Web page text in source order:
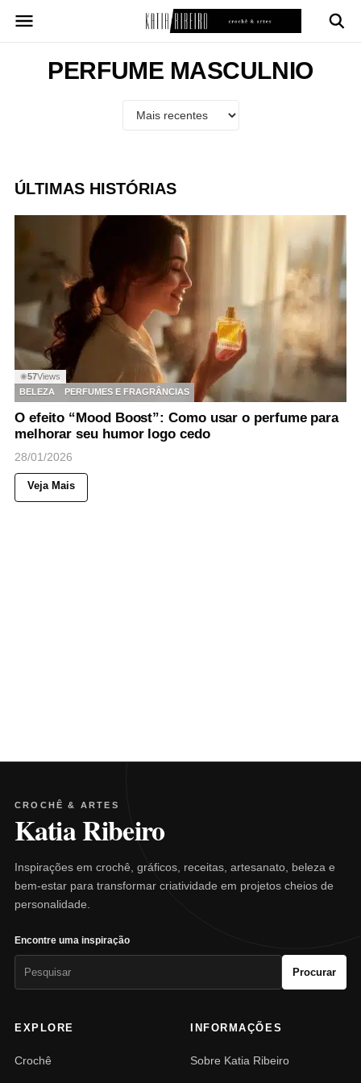
para
conteúdoPERFUME MASCULNIO
ÚLTIMAS HISTÓRIAS
◉57Views
BELEZA
PERFUMES E FRAGRÂNCIAS
O efeito “Mood Boost”: Como usar o perfume para
melhorar seu humor logo cedo
28/01/2026
Veja Mais
CROCHÊ & ARTES
Katia Ribeiro
Inspirações em crochê, gráficos, receitas, artesanato, beleza e
bem-estar para transformar criatividade em projetos cheios de
personalidade.
Encontre uma inspiração
Procurar
EXPLORE
Crochê
INFORMAÇÕES
Sobre Katia Ribeiro